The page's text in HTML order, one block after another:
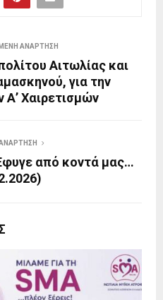
ΑΝΆΡΤΗΣΗ
Αιτωλίας και
για την
Χαιρετισμών
από κοντά μας…